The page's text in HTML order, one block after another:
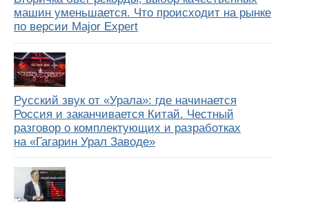
машин уменьшается. Что происходит на рынке
по версии Major Expert
Русский звук от «Урала»: где начинается
Россия и заканчивается Китай. Честный
разговор о комплектующих и разработках
на «Гагарин Урал Заводе»